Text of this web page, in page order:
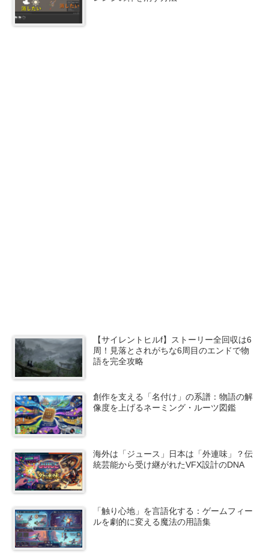
【サイレントヒルf】ストーリー全回収は6
周！見落とされがちな6周目のエンドで物
語を完全攻略
創作を支える「名付け」の系譜：物語の解
像度を上げるネーミング・ルーツ図鑑
海外は「ジュース」日本は「外連味」？伝
統芸能から受け継がれたVFX設計のDNA
「触り心地」を言語化する：ゲームフィー
ルを劇的に変える魔法の用語集